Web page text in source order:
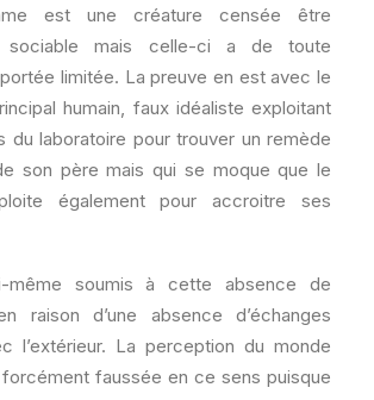
est une créature censée être
sociable mais celle-ci a de toute
limitée. La preuve en est avec le
humain, faux idéaliste exploitant
du laboratoire pour trouver un remède
son père mais qui se moque que le
également pour accroitre ses
même soumis à cette absence de
raison d’une absence d’échanges
l’extérieur. La perception du monde
faussée en ce sens puisque